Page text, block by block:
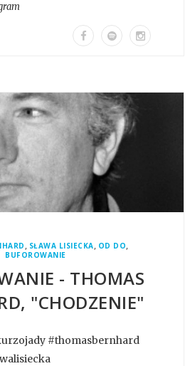
, SŁAWA LISIECKA, OD DO,
BUFOROWANIE
- THOMAS
"CHODZENIE"
#thomasbernhard